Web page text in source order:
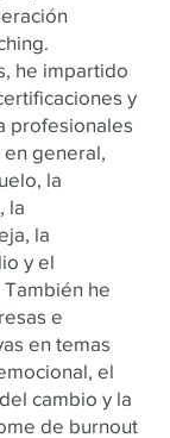
he impartido
y
profesionales
general,
la
la
la
y el
he
e
en temas
el
cambio y la
de burnout